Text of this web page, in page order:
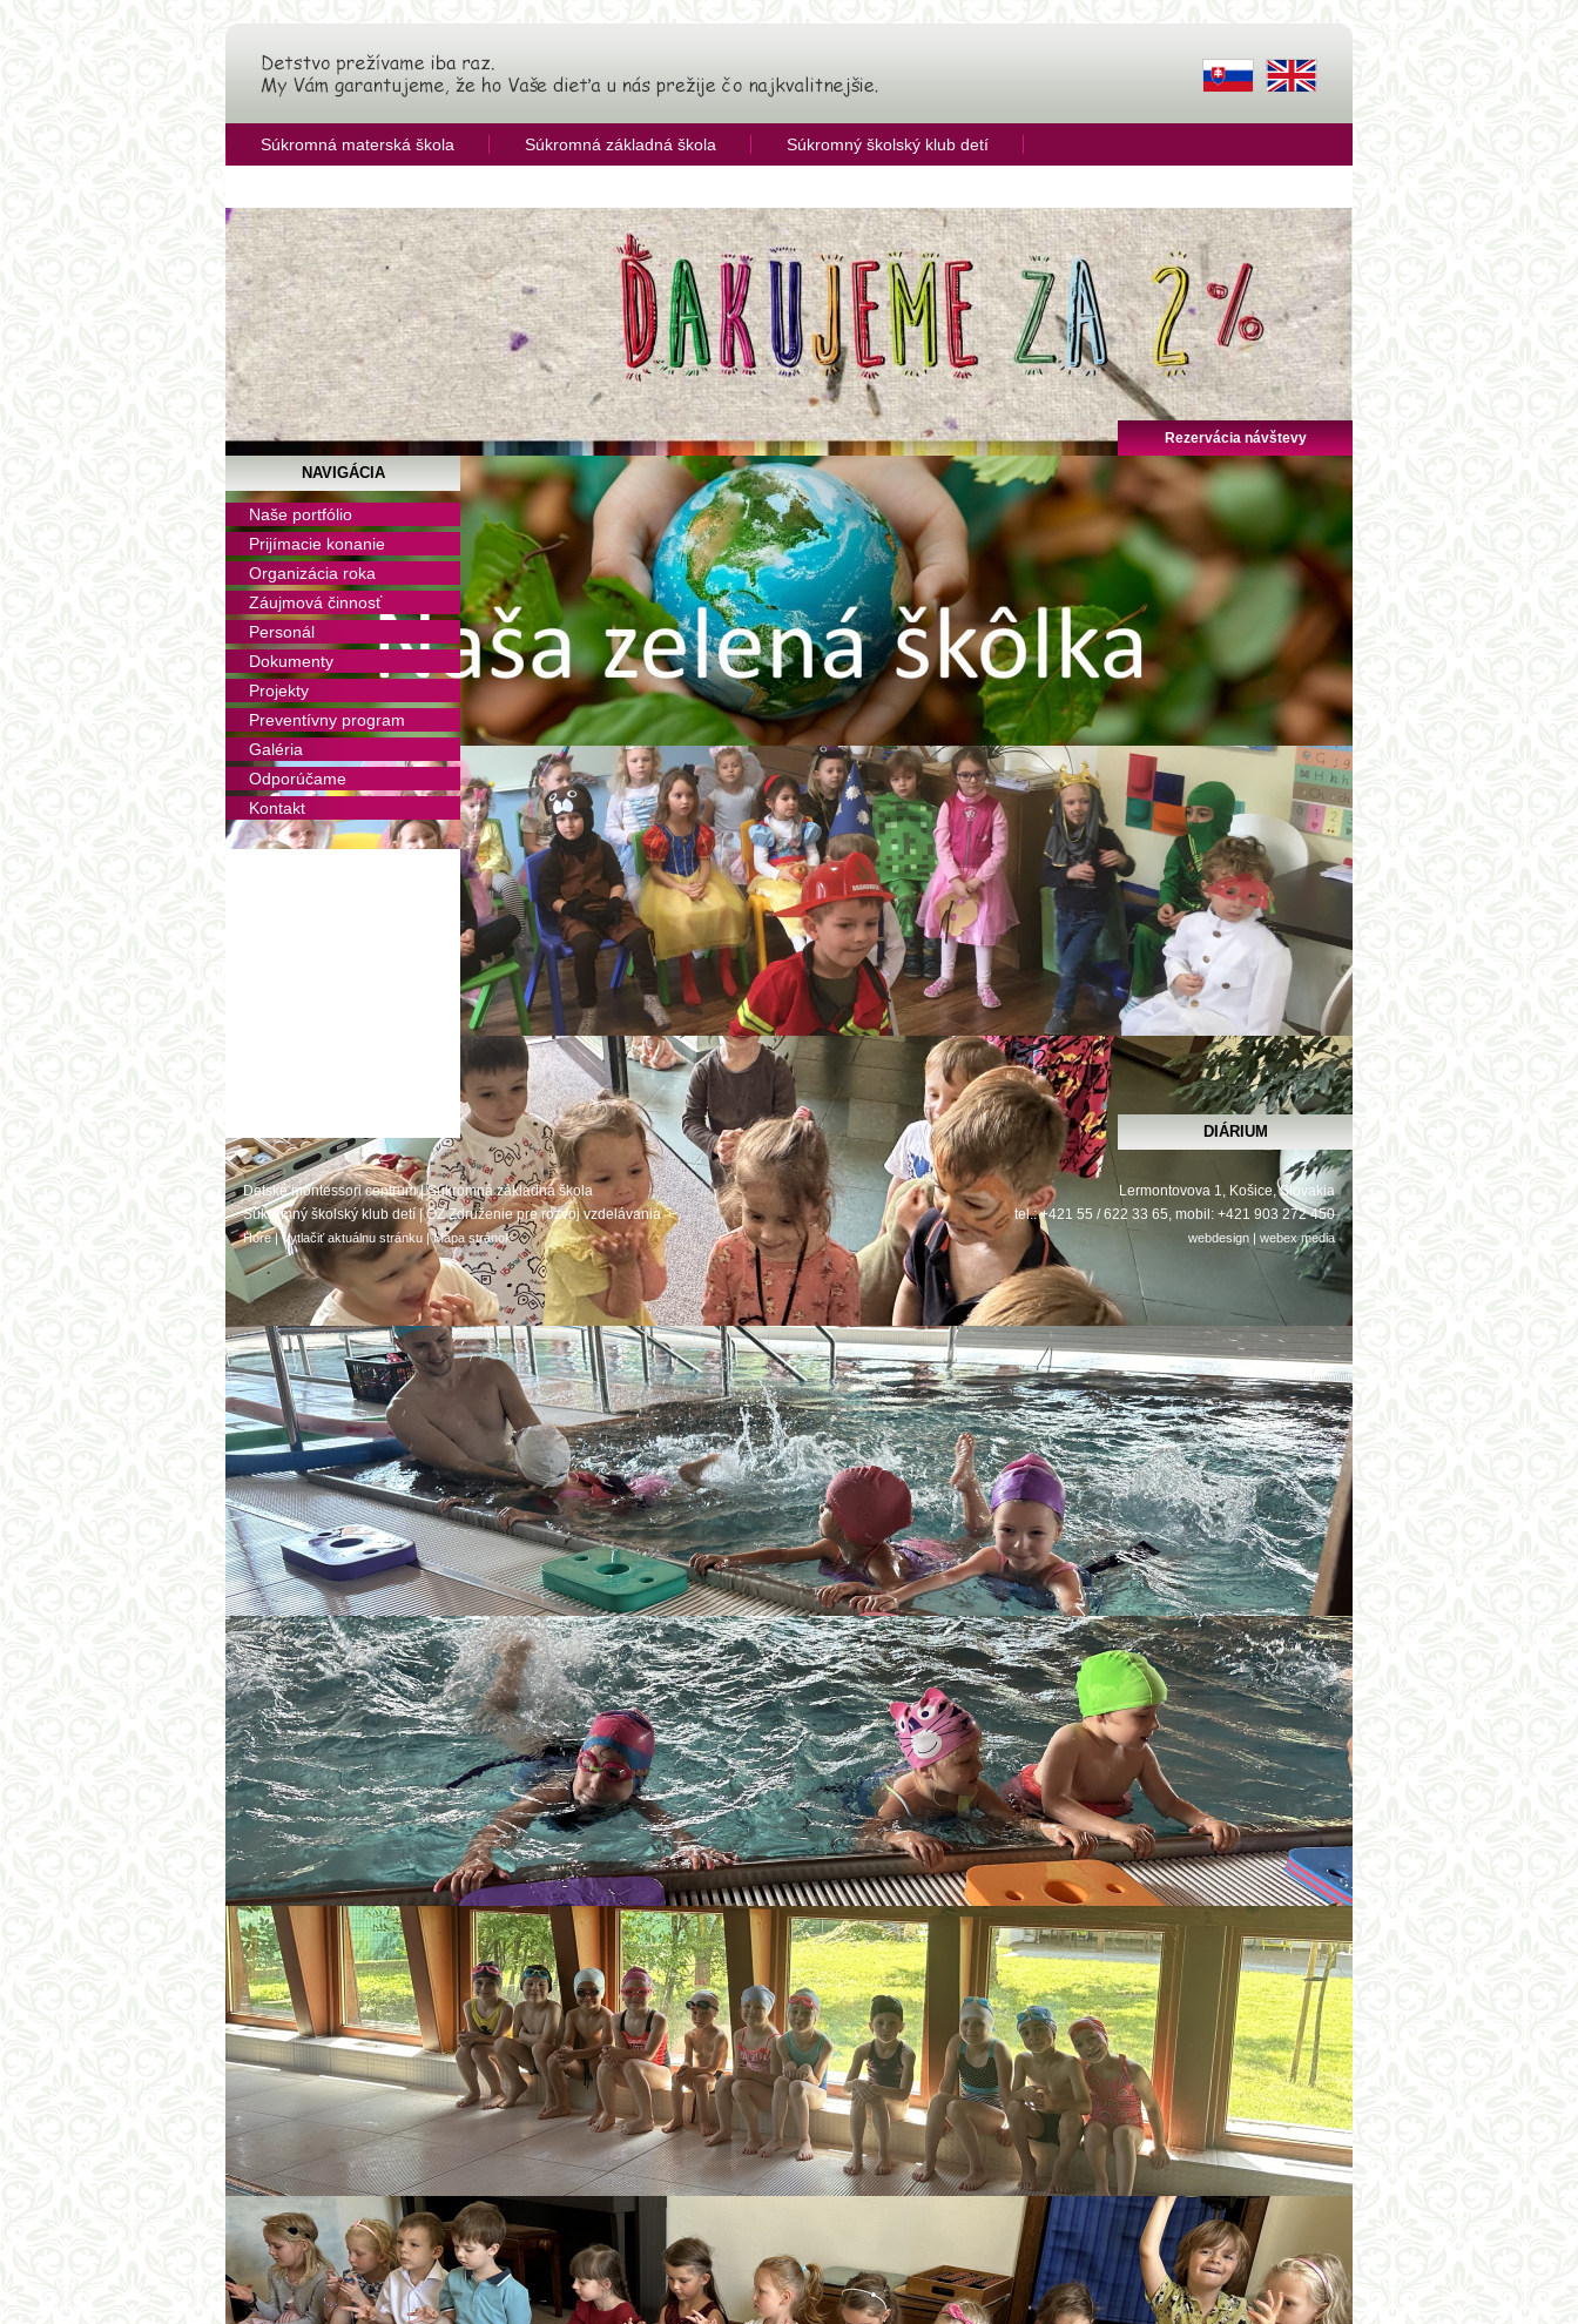
Súkromná materská škola Súkromná základná škola Súkromný školský klub detí
Rezervácia návštevy
NAVIGÁCIA
Naše portfólio
Prijímacie konanie
Organizácia roka
Záujmová činnosť
Personál
Dokumenty
Projekty
Preventívny program
Galéria
Odporúčame
Kontakt
Aktualitky
AKTUALITKY
Zápis do MŠ
pre školský rok 2026/2027
Odkladanie bicyklov
Naše krúžky
jedálny lístok
Konzultačné hodiny
DIÁRIUM
Lermontovova 1, Košice, Slovakia
tel.: +421 55 / 622 33 65, mobil: +421 903 272 450
Detské montessori centrum| Súkromná základná škola
Súkromný školský klub detí | OZ Združenie pre rozvoj vzdelávania
Hore| Vytlačiť aktuálnu stránku | Mapa stránok webdesign | webex media